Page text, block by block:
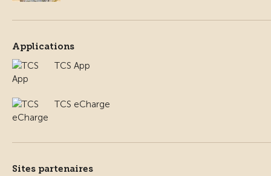
Applications
TCS App
TCS eCharge
Sites partenaires